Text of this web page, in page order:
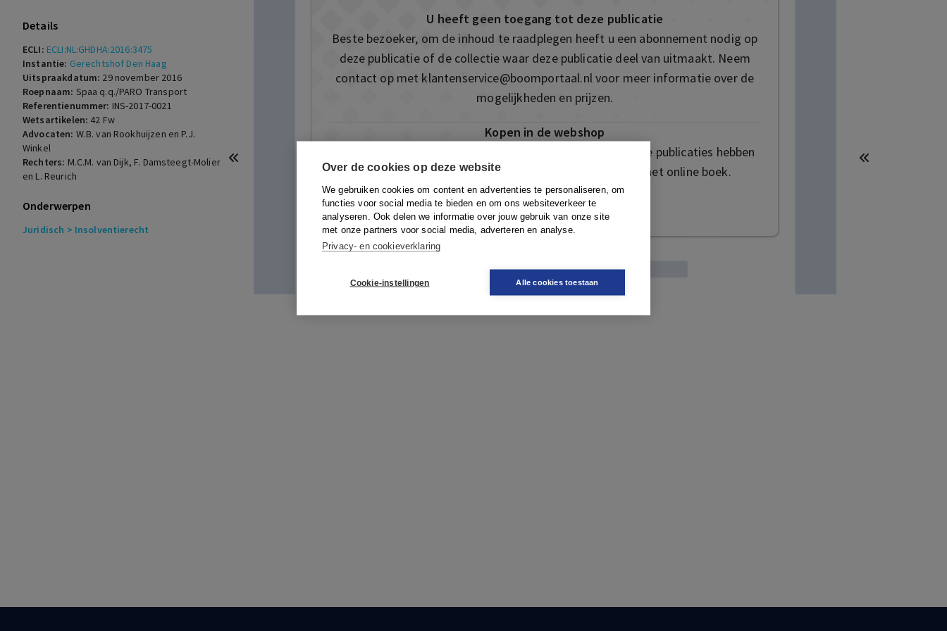
Over de cookies op deze website
We gebruiken cookies om content en advertenties te personaliseren, om
functies voor social media te bieden en om ons websiteverkeer te
analyseren. Ook delen we informatie over jouw gebruik van onze site
met onze partners voor social media, adverteren en analyse.
Privacy- en cookieverklaring
Cookie-instellingen Alle cookies toestaan
Details
ECLI: ECLI:NL:GHDHA:2016:3475
Instantie: Gerechtshof Den Haag
Uitspraakdatum: 29 november 2016
Roepnaam: Spaa q.q./PARO Transport
Referentienummer: INS-2017-0021
Wetsartikelen: 42 Fw
Advocaten: W.B. van Rookhuijzen en P.J.
Winkel
Rechters: M.C.M. van Dijk, F. Damsteegt-Molier
en L. Reurich
Onderwerpen
Juridisch > Insolventierecht
U heeft geen toegang tot deze publicatie
Beste bezoeker, om de inhoud te raadplegen heeft u een abonnement nodig op
deze publicatie of de collectie waar deze publicatie deel van uitmaakt. Neem
contact op met klantenservice@boomportaal.nlvoor meer informatie over de
mogelijkheden en prijzen.
Kopen in de webshop
Deze publicatie is ook te vinden in onze webshop. Sommige publicaties hebben
ook de mogelijkheid om direct toegang te kopen tot het online boek.
Naar de webshop